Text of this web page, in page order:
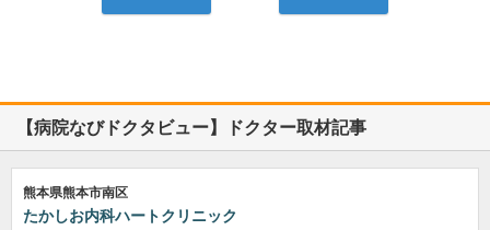
【病院なびドクタビュー】ドクター取材記事
熊本県熊本市南区
たかしお内科ハートクリニック